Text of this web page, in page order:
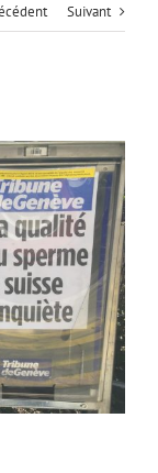
Suivant